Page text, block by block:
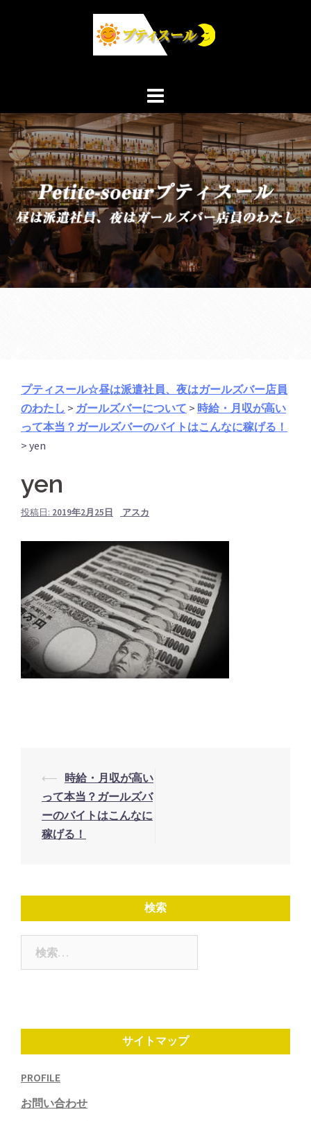
ス
キ
ッ
プティスール☆昼は派遣社員、夜はガールズバー店員
のわたし > ガールズバーについて > 時給・月収が高い
って本当？ガールズバーのバイトはこんなに稼げる！
> yen
yen
投稿日: 2019年2月25日 アスカ
投
稿
ナ
ビ
シ
ョ
ン
⟵ 時給・月収が高い
って本当？ガールズバ
ーのバイトはこんなに
稼げる！
検索
サイトマップ
PROFILE
お問い合わせ